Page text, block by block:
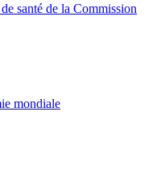
santé de la Commission
mondiale